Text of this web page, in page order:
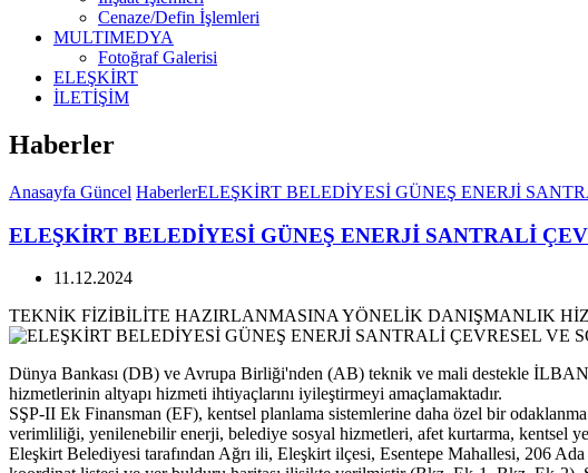
Cenaze/Defin İşlemleri
MULTIMEDYA
Fotoğraf Galerisi
ELEŞKİRT
İLETİŞİM
Haberler
Anasayfa Güncel HaberlerELEŞKİRT BELEDİYESİ GÜNEŞ ENERJİ
ELEŞKİRT BELEDİYESİ GÜNEŞ ENERJİ SANTRALİ
11.12.2024
TEKNİK FİZİBİLİTE HAZIRLANMASINA YÖNELİK DANIŞMANLIK
Dünya Bankası (DB) ve Avrupa Birliği'nden (AB) teknik ve mali destekle
hizmetlerinin altyapı hizmeti ihtiyaçlarını iyileştirmeyi amaçlamaktadır.
SŞP-II Ek Finansman (EF), kentsel planlama sistemlerine daha özel bir
verimliliği, yenilenebilir enerji, belediye sosyal hizmetleri, afet kurtarma, kentsel
Eleşkirt Belediyesi tarafından Ağrı ili, Eleşkirt ilçesi, Esentepe Mahallesi, 206